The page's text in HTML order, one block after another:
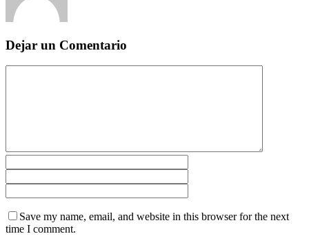
Dejar un Comentario
Save my name, email, and website in this browser for the next
time I comment.